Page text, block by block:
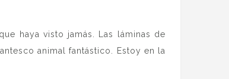
haya visto jamás. Las láminas de
animal fantástico. Estoy en la